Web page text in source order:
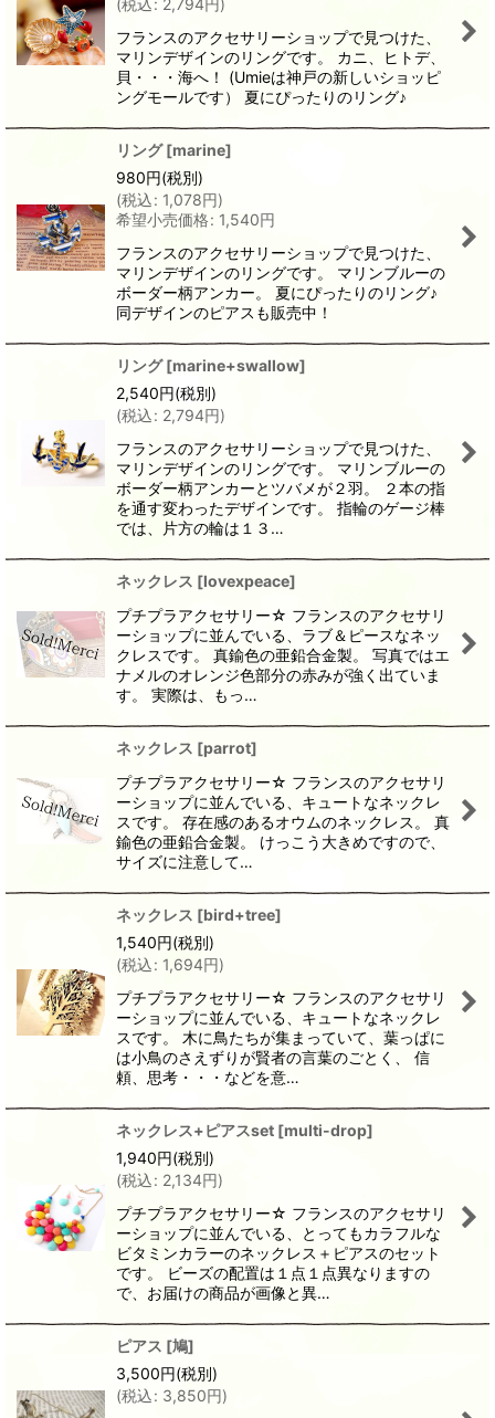
(税込: 2,794円)
フランスのアクセサリーショップで見つけた、
マリンデザインのリングです。 カニ、ヒトデ、
貝・・・海へ！ (Umieは神戸の新しいショッピ
ングモールです） 夏にぴったりのリング♪
リング [marine]
980円(税別)
(税込: 1,078円)
希望小売価格: 1,540円
フランスのアクセサリーショップで見つけた、
マリンデザインのリングです。 マリンブルーの
ボーダー柄アンカー。 夏にぴったりのリング♪
同デザインのピアスも販売中！
リング [marine+swallow]
2,540円(税別)
(税込: 2,794円)
フランスのアクセサリーショップで見つけた、
マリンデザインのリングです。 マリンブルーの
ボーダー柄アンカーとツバメが２羽。 ２本の指
を通す変わったデザインです。 指輪のゲージ棒
では、片方の輪は１３…
ネックレス [lovexpeace]
プチプラアクセサリー☆ フランスのアクセサリ
ーショップに並んでいる、ラブ＆ピースなネッ
クレスです。 真鍮色の亜鉛合金製。 写真ではエ
ナメルのオレンジ色部分の赤みが強く出ていま
す。 実際は、もっ…
ネックレス [parrot]
プチプラアクセサリー☆ フランスのアクセサリ
ーショップに並んでいる、キュートなネックレ
スです。 存在感のあるオウムのネックレス。 真
鍮色の亜鉛合金製。 けっこう大きめですので、
サイズに注意して…
ネックレス [bird+tree]
1,540円(税別)
(税込: 1,694円)
プチプラアクセサリー☆ フランスのアクセサリ
ーショップに並んでいる、キュートなネックレ
スです。 木に鳥たちが集まっていて、葉っぱに
は小鳥のさえずりが賢者の言葉のごとく、 信
頼、思考・・・などを意…
ネックレス+ピアスset [multi-drop]
1,940円(税別)
(税込: 2,134円)
プチプラアクセサリー☆ フランスのアクセサリ
ーショップに並んでいる、とってもカラフルな
ビタミンカラーのネックレス＋ピアスのセット
です。 ビーズの配置は１点１点異なりますの
で、お届けの商品が画像と異…
ピアス [鳩]
3,500円(税別)
(税込: 3,850円)